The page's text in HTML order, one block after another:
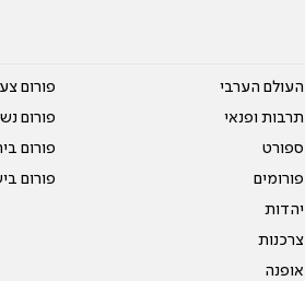
העולם הערבי
תרבות ופנאי
ספורט
פורומים
יהדות
צרכנות
אופנה
פורום
פורום
פורום
פורום